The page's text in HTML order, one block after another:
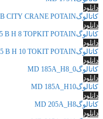
دانلود
کاتالوگMD 175 B CITY CRANE POTAIN
دانلود
کاتالوگMD 185 B H 8 TOPKIT POTAIN
دانلود
کاتالوگMD 185 B H 10 TOKIT POTAIN
دانلود
کاتالوگMD 185A_H8_0
دانلود
کاتالوگMD 185A_H10
دانلود
کاتالوگMD 205A_H8
دانلود